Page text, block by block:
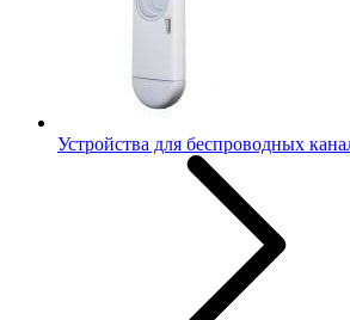
Устройства для беспроводных